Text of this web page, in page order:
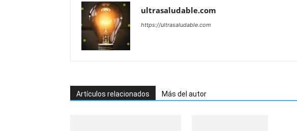
ultrasaludable.com
https://ultrasaludable.com
Artículos relacionados Más del autor